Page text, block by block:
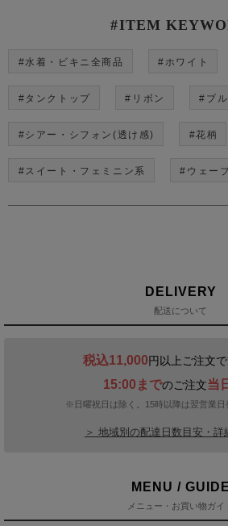
#ITEM
#水着・ビキニ全商品 #ホワイト
#タンクトップ #リボン #ブ
#シアー・シフォン(透け感) #花柄
#スイート・フェミニン系 #ウェー
DELIVERY
配送について
税込11,000円以上ご注文で
15:00までのご注文当
※日曜祝日は除く。15時以降は翌営業日
＞ 地域別の配達日数目安・詳
MENU / GUIDE
メニュー・お買い物ガイ